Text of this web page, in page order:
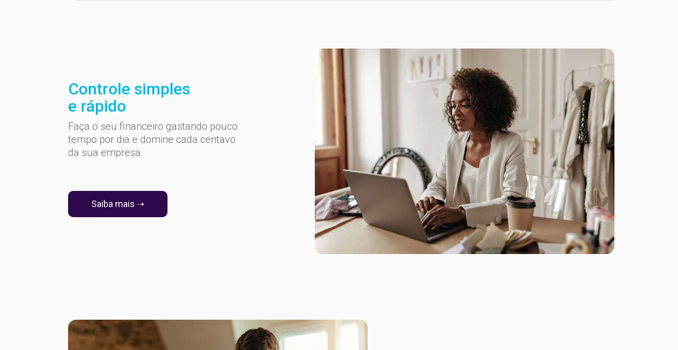
Controle simples
e rápido
Faça o seu financeiro gastando pouco
tempo por dia e domine cada centavo
da sua empresa.
Saiba mais ➝